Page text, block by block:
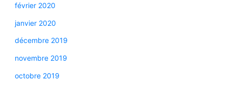
février 2020
janvier 2020
décembre 2019
novembre 2019
octobre 2019